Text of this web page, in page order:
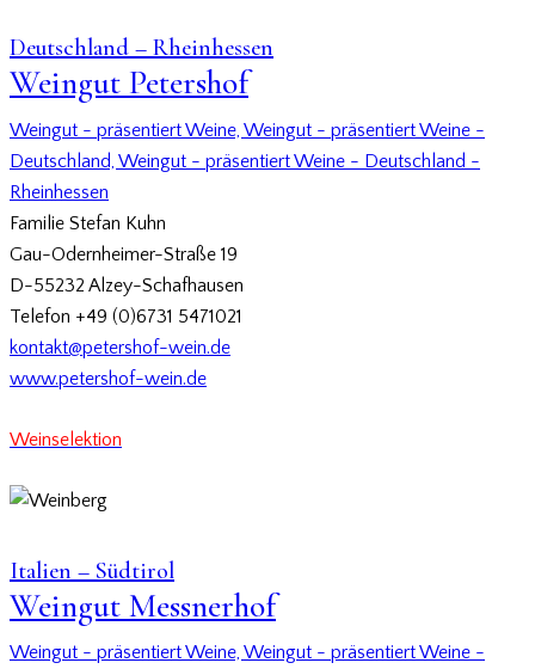
Deutschland – Rheinhessen
Weingut Petershof
Weingut - präsentiert Weine, Weingut - präsentiert Weine -
Deutschland, Weingut - präsentiert Weine - Deutschland -
Rheinhessen
Familie Stefan Kuhn
Gau-Odernheimer-Straße 19
D-55232 Alzey-Schafhausen
Telefon +49 (0)6731 5471021
kontakt@petershof-wein.de
www.petershof-wein.de
Weinselektion
Italien – Südtirol
Weingut Messnerhof
Weingut - präsentiert Weine, Weingut - präsentiert Weine -